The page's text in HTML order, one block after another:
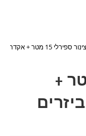
צינור ספירלי 15 מטר + אקדח השקייה + אביזרים דגם76213
15 מטר +